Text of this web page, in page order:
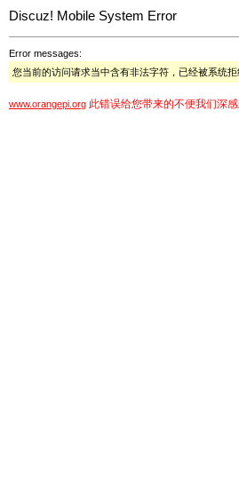
Discuz! Mobile System Error
Error messages:
您当前的访问请求当中含有非法字符，已经被系统拒
www.orangepi.org 此错误给您带来的不便我们深